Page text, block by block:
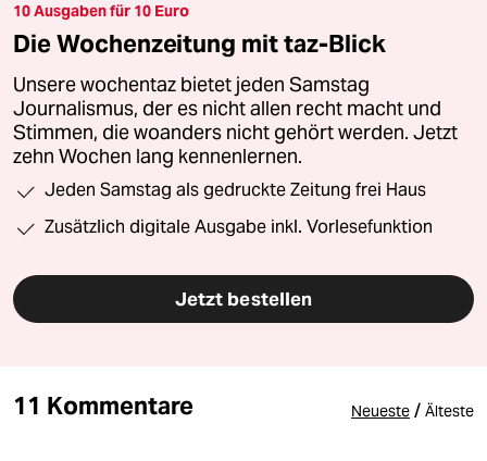
10 Ausgaben für 10 Euro
Die Wochenzeitung mit taz-Blick
Unsere wochentaz bietet jeden Samstag
Journalismus, der es nicht allen recht macht und
Stimmen, die woanders nicht gehört werden. Jetzt
zehn Wochen lang kennenlernen.
Jeden Samstag als gedruckte Zeitung frei Haus
Zusätzlich digitale Ausgabe inkl. Vorlesefunktion
Jetzt bestellen
11 Kommentare Neueste / Älteste